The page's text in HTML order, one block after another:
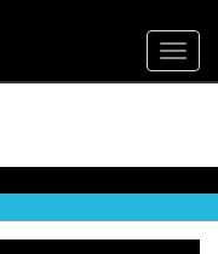
Toggle